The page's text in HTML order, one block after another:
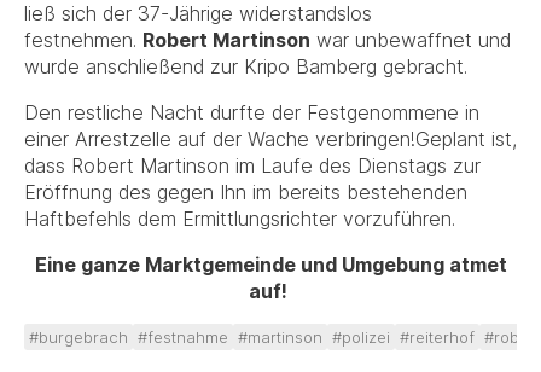
ließ sich der 37-Jährige widerstandslos
festnehmen. Robert Martinson war unbewaffnet und
wurde anschließend zur Kripo Bamberg gebracht.
Den restliche Nacht durfte der Festgenommene in
einer Arrestzelle auf der Wache verbringen!Geplant ist,
dass Robert Martinson im Laufe des Dienstags zur
Eröffnung des gegen Ihn im bereits bestehenden
Haftbefehls dem Ermittlungsrichter vorzuführen.
Eine ganze Marktgemeinde und Umgebung atmet
auf!
#burgebrach #festnahme #martinson #polizei #reiterhof #robert